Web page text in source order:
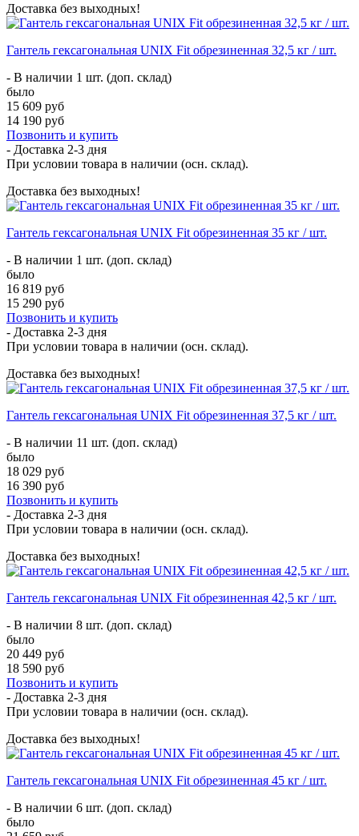
Доставка без выходных!
Гантель гексагональная UNIX Fit обрезиненная 32,5 кг / шт.
- В наличии 1 шт. (доп. склад)
было
15 609 руб
14 190 руб
Позвонить и купить
- Доставка 2-3 дня
При условии товара в наличии (осн. склад).
Доставка без выходных!
Гантель гексагональная UNIX Fit обрезиненная 35 кг / шт.
- В наличии 1 шт. (доп. склад)
было
16 819 руб
15 290 руб
Позвонить и купить
- Доставка 2-3 дня
При условии товара в наличии (осн. склад).
Доставка без выходных!
Гантель гексагональная UNIX Fit обрезиненная 37,5 кг / шт.
- В наличии 11 шт. (доп. склад)
было
18 029 руб
16 390 руб
Позвонить и купить
- Доставка 2-3 дня
При условии товара в наличии (осн. склад).
Доставка без выходных!
Гантель гексагональная UNIX Fit обрезиненная 42,5 кг / шт.
- В наличии 8 шт. (доп. склад)
было
20 449 руб
18 590 руб
Позвонить и купить
- Доставка 2-3 дня
При условии товара в наличии (осн. склад).
Доставка без выходных!
Гантель гексагональная UNIX Fit обрезиненная 45 кг / шт.
- В наличии 6 шт. (доп. склад)
было